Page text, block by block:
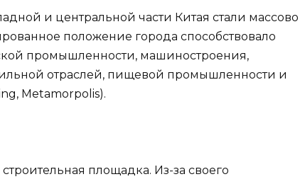
и центральной части Китая стали массово
положение города способствовало
промышленности, машиностроения,
отраслей, пищевой промышленности и
Metamorpolis).
площадка. Из-за своего